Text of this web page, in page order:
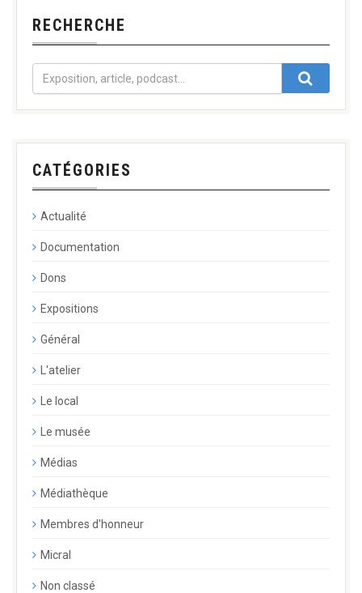
RECHERCHE
CATÉGORIES
Actualité
Documentation
Dons
Expositions
Général
L'atelier
Le local
Le musée
Médias
Médiathèque
Membres d'honneur
Micral
Non classé